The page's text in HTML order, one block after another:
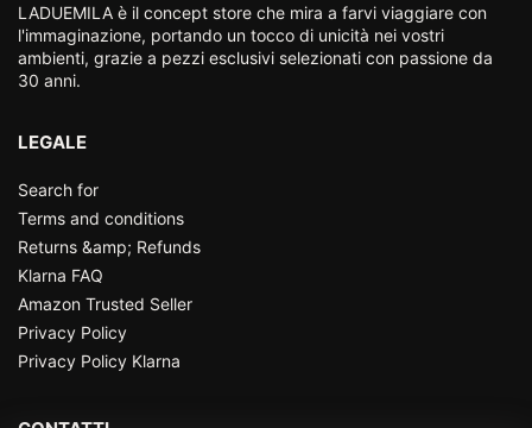
LADUEMILA è il concept store che mira a farvi viaggiare con
l'immaginazione, portando un tocco di unicità nei vostri
ambienti, grazie a pezzi esclusivi selezionati con passione da
30 anni.
LEGALE
Search for
Terms and conditions
Returns &amp; Refunds
Klarna FAQ
Amazon Trusted Seller
Privacy Policy
Privacy Policy Klarna